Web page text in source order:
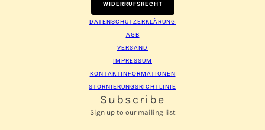
WIDERRUFSRECHT
DATENSCHUTZERKLÄRUNG
AGB
VERSAND
IMPRESSUM
KONTAKTINFORMATIONEN
STORNIERUNGSRICHTLINIE
Subscribe
Sign up to our mailing list